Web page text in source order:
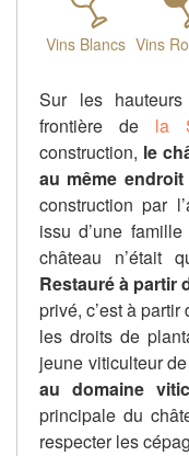
Vins Blancs Vins
Sur les
frontière de la
construction, le
au même endroit
construction par
issu d’une
château n’était
Restauré à partir
privé, c’est à
les droits de
jeune viticulteur
au domaine
principale du
respecter les